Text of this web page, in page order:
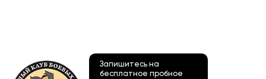
Запишитесь на
бесплатное пробное